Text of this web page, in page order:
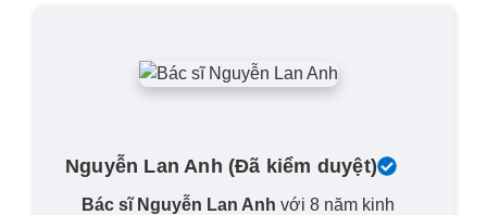
Nguyễn Lan Anh (Đã kiểm duyệt)
Bác sĩ Nguyễn Lan Anh với 8 năm kinh